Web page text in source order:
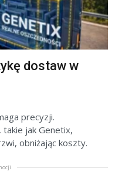
dostaw w
precyzji.
jak Genetix,
obniżając koszty.